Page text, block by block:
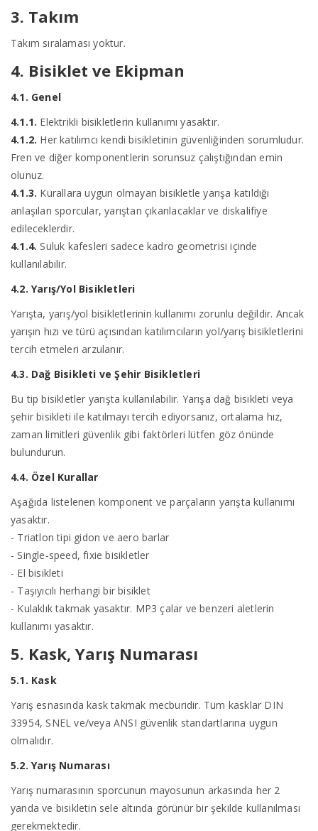
3. Takım
Takım sıralaması yoktur.
4. Bisiklet ve Ekipman
4.1. Genel
4.1.1. Elektrikli bisikletlerin kullanımı yasaktır.
4.1.2. Her katılımcı kendi bisikletinin güvenliğinden sorumludur.
Fren ve diğer komponentlerin sorunsuz çalıştığından emin
olunuz.
4.1.3. Kurallara uygun olmayan bisikletle yarışa katıldığı
anlaşılan sporcular, yarıştan çıkarılacaklar ve diskalifiye
edileceklerdir.
4.1.4. Suluk kafesleri sadece kadro geometrisi içinde
kullanılabilir.
4.2. Yarış/Yol Bisikletleri
Yarışta, yarış/yol bisikletlerinin kullanımı zorunlu değildir. Ancak
yarışın hızı ve türü açısından katılımcıların yol/yarış bisikletlerini
tercih etmeleri arzulanır.
4.3. Dağ Bisikleti ve Şehir Bisikletleri
Bu tip bisikletler yarışta kullanılabilir. Yarışa dağ bisikleti veya
şehir bisikleti ile katılmayı tercih ediyorsanız, ortalama hız,
zaman limitleri güvenlik gibi faktörleri lütfen göz önünde
bulundurun.
4.4. Özel Kurallar
Aşağıda listelenen komponent ve parçaların yarışta kullanımı
yasaktır.
- Triatlon tipi gidon ve aero barlar
- Single-speed, fixie bisikletler
- El bisikleti
- Taşıyıcılı herhangi bir bisiklet
- Kulaklık takmak yasaktır. MP3 çalar ve benzeri aletlerin
kullanımı yasaktır.
5. Kask, Yarış Numarası
5.1. Kask
Yarış esnasında kask takmak mecburidir. Tüm kasklar DIN
33954, SNEL ve/veya ANSI güvenlik standartlarına uygun
olmalıdır.
5.2. Yarış Numarası
Yarış numarasının sporcunun mayosunun arkasında her 2
yanda ve bisikletin sele altında görünür bir şekilde kullanılması
gerekmektedir.